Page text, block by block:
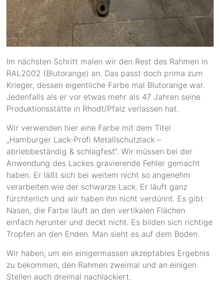
Im nächsten Schritt malen wir den Rest des Rahmen in
RAL2002 (Blutorange) an. Das passt doch prima zum
Krieger, dessen eigentliche Farbe mal Blutorange war.
Jedenfalls als er vor etwas mehr als 47 Jahren seine
Produktionsstätte in Rhodt/Pfalz verlassen hat.
Wir verwenden hier eine Farbe mit dem Titel
„Hamburger Lack-Profi Metallschutzlack –
abriebbeständig & schlagfest“. Wir müssen bei der
Anwendung des Lackes gravierende Fehler gemacht
haben. Er läßt sich bei weitem nicht so angenehm
verarbeiten wie der schwarze Lack. Er läuft ganz
fürchterlich und wir haben ihn nicht verdünnt. Es gibt
Nasen, die Farbe läuft an den vertikalen Flächen
einfach herunter und deckt nicht. Es bilden sich richtige
Tropfen an den Enden. Man sieht es auf dem Boden.
Wir haben, um ein einigermassen akzeptables Ergebnis
zu bekommen, den Rahmen zweimal und an einigen
Stellen auch dreimal nachlackiert.